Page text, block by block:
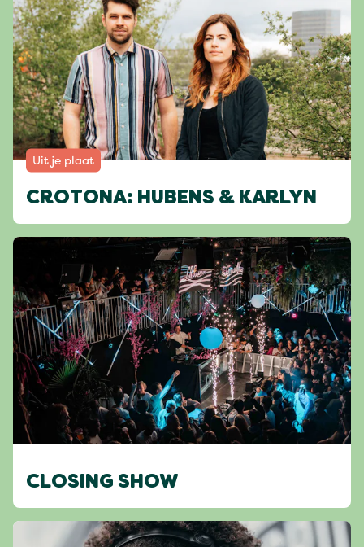
Uit je plaat
CROTONA: HUBENS & KARLYN
CLOSING SHOW